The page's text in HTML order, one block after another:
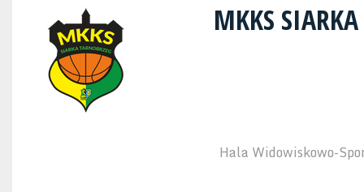
MKKS
Hala Widowiskowo-